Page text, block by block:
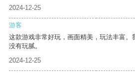
2024-12-25
游客
这款游戏非常好玩，画面精美，玩法丰富。
没有玩腻。
2024-12-25